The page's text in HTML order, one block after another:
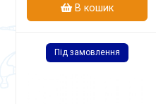
В кошик
Під замовлення